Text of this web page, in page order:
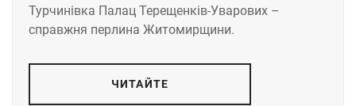
Турчинівка Палац Терещенків-Уварових –
справжня перлина Житомирщини.
ЧИТАЙТЕ